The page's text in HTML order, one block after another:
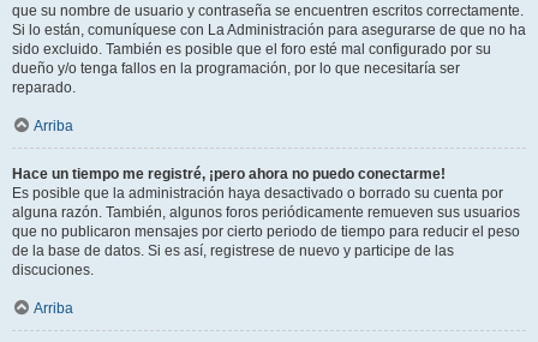
que su nombre de usuario y contraseña se encuentren escritos correctamente.
Si lo están, comuníquese con La Administración para asegurarse de que no ha
sido excluido. También es posible que el foro esté mal configurado por su
dueño y/o tenga fallos en la programación, por lo que necesitaría ser
reparado.
Arriba
Hace un tiempo me registré, ¡pero ahora no puedo conectarme!
Es posible que la administración haya desactivado o borrado su cuenta por
alguna razón. También, algunos foros periódicamente remueven sus usuarios
que no publicaron mensajes por cierto periodo de tiempo para reducir el peso
de la base de datos. Si es así, registrese de nuevo y participe de las
discuciones.
Arriba